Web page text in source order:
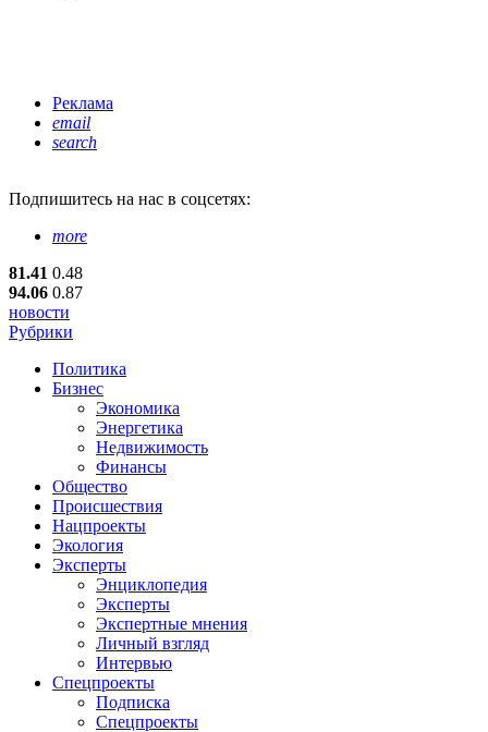
Реклама
email
search
Подпишитесь на нас в соцсетях:
more
81.41 0.48
94.06 0.87
новости
Рубрики
Политика
Бизнес
Экономика
Энергетика
Недвижимость
Финансы
Общество
Происшествия
Нацпроекты
Экология
Эксперты
Энциклопедия
Эксперты
Экспертные мнения
Личный взгляд
Интервью
Спецпроекты
Подписка
Спецпроекты